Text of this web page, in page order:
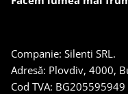
Companie: Silenti SRL.
Adresă: Plovdiv, 4000,
Cod TVA: BG205595949